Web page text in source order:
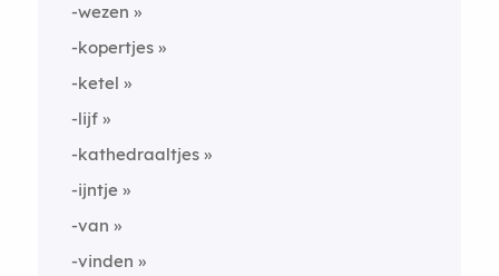
-wezen
-kopertjes
-ketel
-lijf
-kathedraaltjes
-ijntje
-van
-vinden